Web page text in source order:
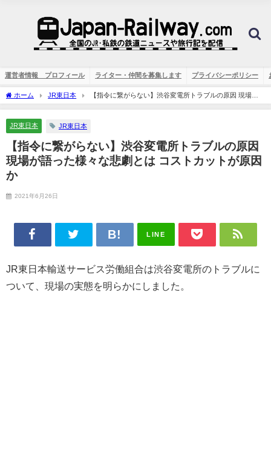
運営者情報 プロフィール ライター・仲間を募集します プライバシーポリシー
ホーム JR東日本
【指令に繋がらない】渋谷変電所トラブルの原因 現場が
語った様々な悲劇とは コストカットが原因か
JR東日本 JR東日本
【指令に繋がらない】渋谷変電所トラブルの原因
現場が語った様々な悲劇とは コストカットが原因
か
2021年6月26日
LINE
JR東日本輸送サービス労働組合は渋谷変電所のトラブルに
ついて、現場の実態を明らかにしました。